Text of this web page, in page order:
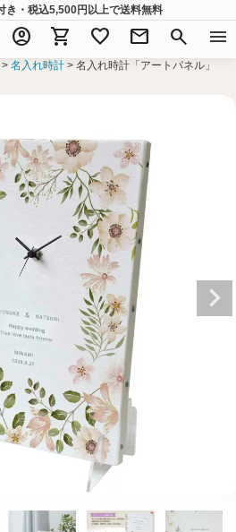
き・税込5,500円以上で送料無料
account_circle shopping_cart favorite mail search menu
名入れ時計 名入れ時計「アートパネル」